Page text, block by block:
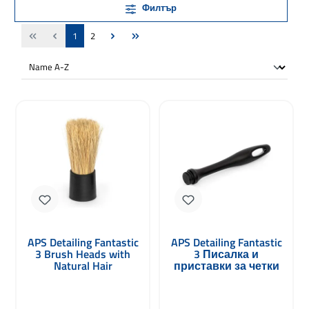
Филтър
Страница
1 Страница
2
APS Detailing Fantastic
3 Brush Heads with
Natural Hair
APS Detailing Fantastic
3 Писалка и
приставки за четки